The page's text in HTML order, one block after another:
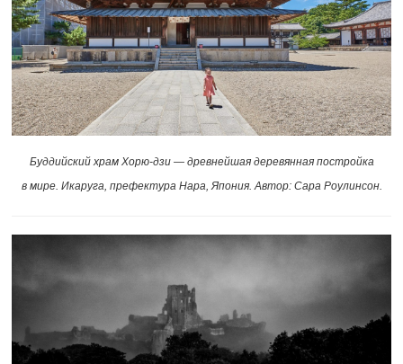
Буддийский храм Хорю-дзи — древнейшая деревянная постройка
в мире. Икаруга, префектура Нара, Япония. Автор: Сара Роулинсон.